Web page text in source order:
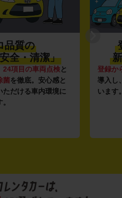
品質の
全・清潔」
24項目の車両点検と
菌を徹底。安心感と
ただける車内環境に
登録か
導入し
います